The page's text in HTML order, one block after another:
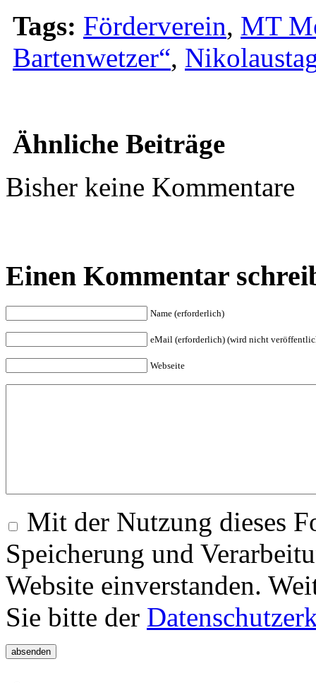
Tags: Förderverein, MT
Bartenwetzer“,
Ähnliche Beiträge
Bisher keine Kommentare
Einen Kommentar
Name (erforderlich)
eMail (erforderlich) (wird nicht
Webseite
Mit der Nutzung dieses
Speicherung und
Website einverstanden.
Sie bitte der